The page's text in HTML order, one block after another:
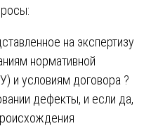
на экспертизу
нормативной
и условиям договора ?
дефекты, и если да,